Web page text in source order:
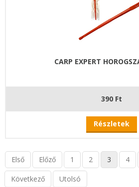
CARP EXPERT
390 Ft
Részletek
Első Előző 1 2 3 4
Következő Utolsó